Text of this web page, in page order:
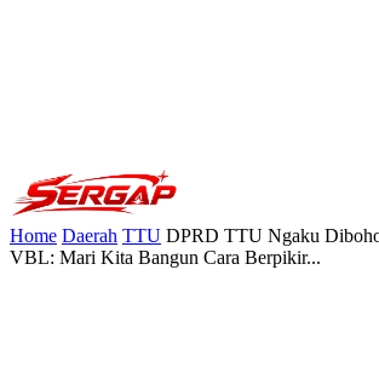
Home Daerah TTU DPRD TTU Ngaku
VBL: Mari Kita Bangun Cara Berpikir...